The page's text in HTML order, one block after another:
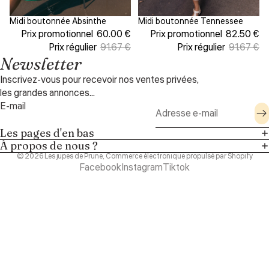
Prix doux
Midi boutonnée Absinthe
Prix promotionnel 60.00 €
Prix régulier 91.67 €
Prix doux
Midi boutonnée Tennessee
Prix promotionnel 82.50 €
Prix régulier 91.67 €
Newsletter
Inscrivez-vous pour recevoir nos ventes privées,
les grandes annonces...
E-mail
Les pages d'en bas
À propos de nous ?
© 2026Les jupes de Prune,Commerce électronique propulsé par Shopify
FacebookInstagramTiktok